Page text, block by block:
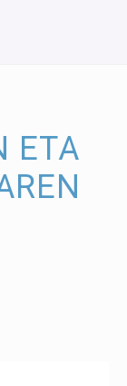
ETA